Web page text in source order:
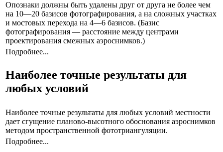
Опознаки должны быть удалены друг от друга не более чем
на 10—20 базисов фотографирования, а на сложных участках
и мостовых перехода на 4—6 базисов. (Базис
фотографирования — расстояние между центрами
проектирования смежных аэроснимков.)
Подробнее...
Наиболее точные результаты для
любых условий
Наиболее точные результаты для любых условий местности
дает сгущение планово-высотного обоснования аэроснимков
методом пространственной фототриангуляции.
Подробнее...